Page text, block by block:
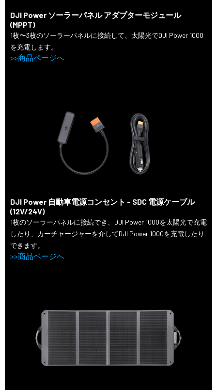
DJI Power ソーラーパネル アダプターモジュール
(MPPT)
1枚〜3枚のソーラーパネルに接続して、太陽光でDJI Power 1000
を充電します。
>>商品ページへ
DJI Power 自動車電源コンセント - SDC 電源ケーブル
(12V/24V)
1枚のソーラーパネルに接続でき、DJI Power 1000を太陽光で充電
したり、カーチャージャーを介してDJI Power 1000を充電したり
できます。
>>商品ページへ